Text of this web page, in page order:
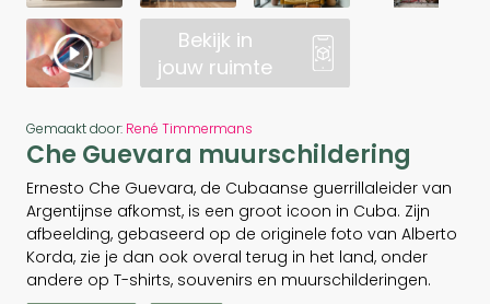
Bekijk in
jouw ruimte
Gemaakt door: René Timmermans
Che Guevara muurschildering
Ernesto Che Guevara, de Cubaanse guerrillaleider van
Argentijnse afkomst, is een groot icoon in Cuba. Zijn
afbeelding, gebaseerd op de originele foto van Alberto
Korda, zie je dan ook overal terug in het land, onder
andere op T-shirts, souvenirs en muurschilderingen.